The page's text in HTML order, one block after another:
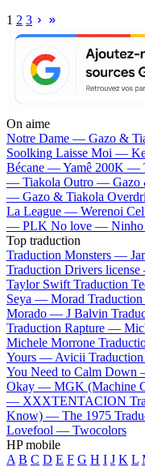
1 2 3
On aime
Notre Dame — Gazo &
Soolking Laisse Moi —
Bécane —Yamê 200K —
— Tiakola Outro — Gazo
— Gazo & Tiakola
La League — Werenoi
— PLK No love — Ninho
Top traduction
Traduction Monsters —
Traduction Drivers
Taylor Swift Traduction
Seya — Morad
Morado — J Balvin
Traduction Rapture —
Michele Morrone
Yours — Avicii
You Need to Calm Down
Okay — MGK (Machine
— XXXTENTACION
Know) — The 1975
Lovefool — Twocolors
HP mobile
A B C D E F G H I J K L